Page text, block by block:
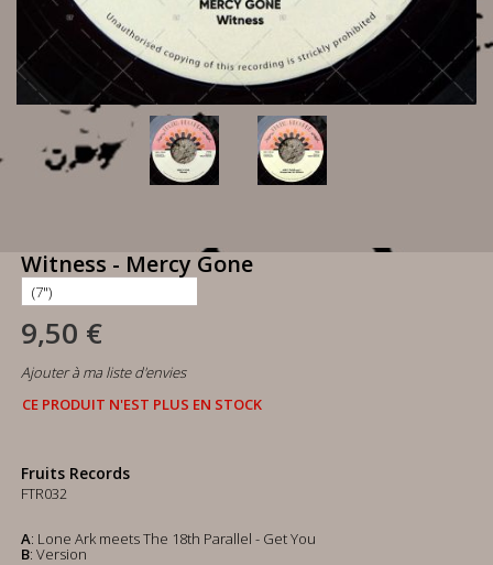
Witness - Mercy Gone
9,50 €
Ajouter à ma liste d'envies
CE PRODUIT N'EST PLUS EN STOCK
Fruits Records
FTR032
A: Lone Ark meets The 18th Parallel - Get You
B: Version